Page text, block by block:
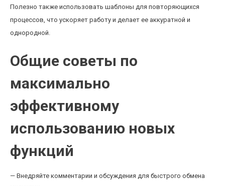
Полезно также использовать шаблоны для повторяющихся
процессов, что ускоряет работу и делает ее аккуратной и
однородной.
Общие советы по
максимально
эффективному
использованию новых
функций
— Внедряйте комментарии и обсуждения для быстрого обмена